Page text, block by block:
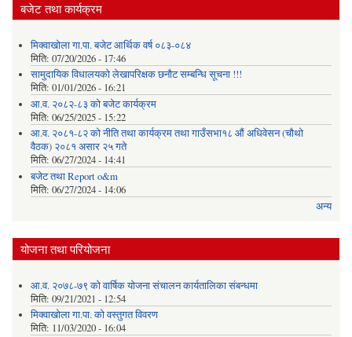
बजेट तथा कार्यक्रम
मिक्वाखोला गा.पा. बजेट आर्थिक वर्ष ०८३-०८४
मिति: 07/20/2026 - 17:46
सामुदायिक विधालयको लेखापरिक्षक छनौट सम्बन्धि सूचना !!!
मिति: 01/01/2026 - 16:21
आ.व. २०८२-८३ को बजेट कार्यक्रम
मिति: 06/25/2025 - 15:22
आ.व. २०८१-८२ को नीति तथा कार्यक्रम तथा गाउँसभा१८ औं अधिवेसन (चौथो
वैठक) २०८१ असार २५ गते
मिति: 06/27/2024 - 14:41
बजेट तथा Report o&m
मिति: 06/27/2024 - 14:06
अन्य
योजना तथा परियोजना
आ.व. २०७८-७९ को वार्षिक योजना संचालन कार्यतालिका संबन्धमा
मिति: 09/21/2021 - 12:54
मिक्वाखोला गा.पा. को वस्तुगत विवरण
मिति: 11/03/2020 - 16:04